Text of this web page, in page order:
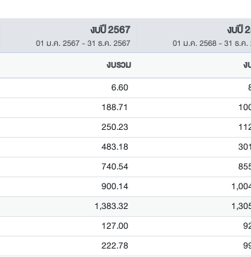
งบปี 2567
01 ม.ค. 2567-31 ธ.ค. 2567
งบปี
01 ม.ค. 2568-31 ธ.ค.
งบรวม ง
6.60
188.71
250.23
483.18
740.54
900.14
1,383.32
127.00
222.78